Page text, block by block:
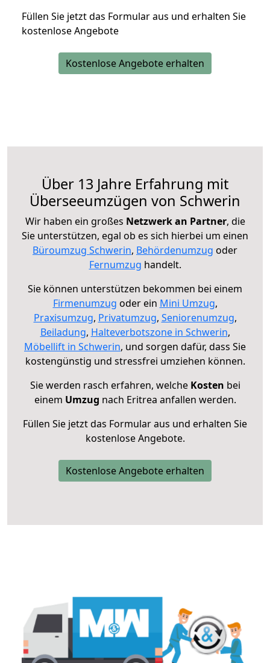
Füllen Sie jetzt das Formular aus und erhalten Sie
kostenlose Angebote
Kostenlose Angebote erhalten
Über 13 Jahre Erfahrung mit
Überseeumzügen von Schwerin
Wir haben ein großes Netzwerk an Partner, die
Sie unterstützen, egal ob es sich hierbei um einen
Büroumzug Schwerin, Behördenumzug oder
Fernumzug handelt.
Sie können unterstützen bekommen bei einem
Firmenumzug oder ein Mini Umzug,
Praxisumzug, Privatumzug, Seniorenumzug,
Beiladung, Halteverbotszone in Schwerin,
Möbellift in Schwerin, und sorgen dafür, dass Sie
kostengünstig und stressfrei umziehen können.
Sie werden rasch erfahren, welche Kosten bei
einem Umzug nach Eritrea anfallen werden.
Füllen Sie jetzt das Formular aus und erhalten Sie
kostenlose Angebote.
Kostenlose Angebote erhalten